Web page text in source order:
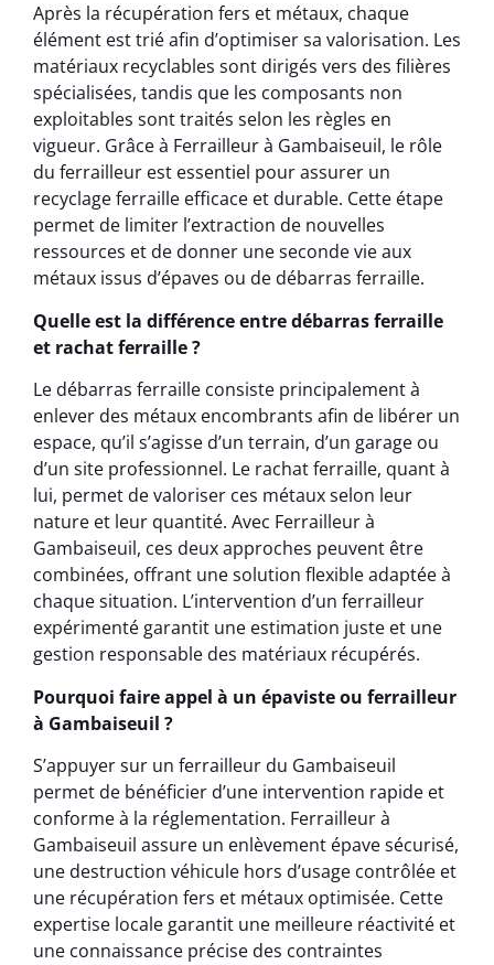
Après la récupération fers et métaux, chaque
élément est trié afin d’optimiser sa valorisation. Les
matériaux recyclables sont dirigés vers des filières
spécialisées, tandis que les composants non
exploitables sont traités selon les règles en
vigueur. Grâce à Ferrailleur à Gambaiseuil, le rôle
du ferrailleur est essentiel pour assurer un
recyclage ferraille efficace et durable. Cette étape
permet de limiter l’extraction de nouvelles
ressources et de donner une seconde vie aux
métaux issus d’épaves ou de débarras ferraille.
Quelle est la différence entre débarras ferraille
et rachat ferraille ?
Le débarras ferraille consiste principalement à
enlever des métaux encombrants afin de libérer un
espace, qu’il s’agisse d’un terrain, d’un garage ou
d’un site professionnel. Le rachat ferraille, quant à
lui, permet de valoriser ces métaux selon leur
nature et leur quantité. Avec Ferrailleur à
Gambaiseuil, ces deux approches peuvent être
combinées, offrant une solution flexible adaptée à
chaque situation. L’intervention d’un ferrailleur
expérimenté garantit une estimation juste et une
gestion responsable des matériaux récupérés.
Pourquoi faire appel à un épaviste ou ferrailleur
à Gambaiseuil ?
S’appuyer sur un ferrailleur du Gambaiseuil
permet de bénéficier d’une intervention rapide et
conforme à la réglementation. Ferrailleur à
Gambaiseuil assure un enlèvement épave sécurisé,
une destruction véhicule hors d’usage contrôlée et
une récupération fers et métaux optimisée. Cette
expertise locale garantit une meilleure réactivité et
une connaissance précise des contraintes